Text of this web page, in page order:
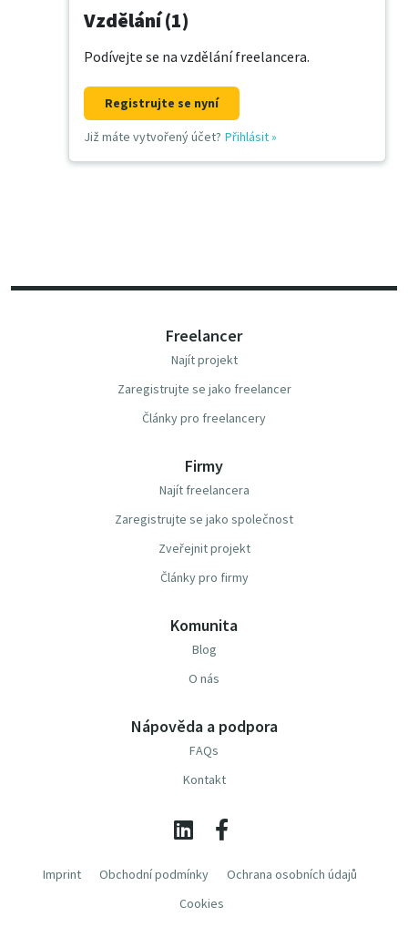
Vzdělání (1)
Podívejte se na vzdělání freelancera.
Registrujte se nyní
Již máte vytvořený účet? Přihlásit»
Freelancer
Najít projekt
Zaregistrujte se jako freelancer
Články pro freelancery
Firmy
Najít freelancera
Zaregistrujte se jako společnost
Zveřejnit projekt
Články pro firmy
Komunita
Blog
O nás
Nápověda a podpora
FAQs
Kontakt
Imprint Obchodní podmínky
Ochrana osobních údajů
Cookies